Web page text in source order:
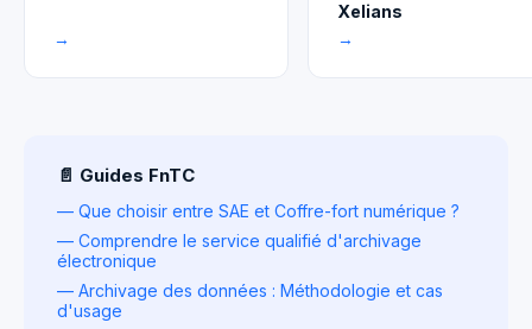
→
Xelians
→
📄 Guides FnTC
— Que choisir entre SAE et Coffre-fort numérique ?
— Comprendre le service qualifié d'archivage
électronique
— Archivage des données : Méthodologie et cas
d'usage